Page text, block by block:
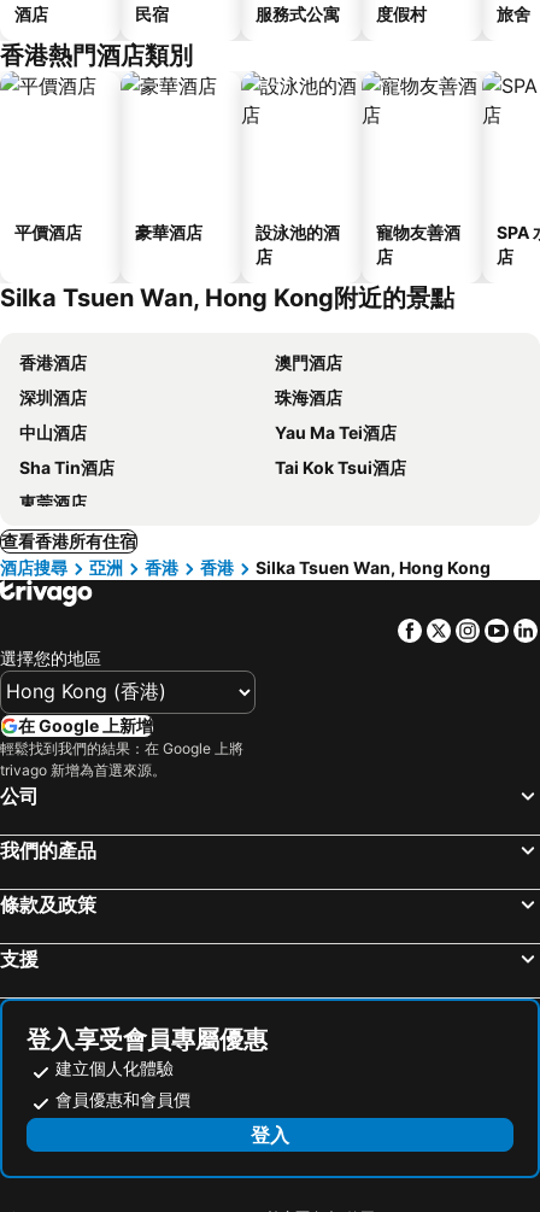
酒店 民宿 服務式公寓 度假村 旅舍
香港熱門酒店類別
平價酒店 豪華酒店
設泳池的酒
店
寵物友善酒
店
SPA
店
Silka Tsuen Wan, Hong Kong附近的景點
香港酒店
澳門酒店
深圳酒店
珠海酒店
中山酒店
Yau Ma Tei酒店
Sha Tin酒店
Tai Kok Tsui酒店
東莞酒店
查看香港所有住宿
酒店搜尋
亞洲 香港 香港 Silka Tsuen Wan, Hong Kong
Facebook
Twitter
選擇您的地區
在 Google 上新增
輕鬆找到我們的結果：在 Google 上將
trivago 新增為首選來源。
公司
我們的產品
條款及政策
支援
登入享受會員專屬優惠
建立個人化體驗
會員優惠和會員價
登入